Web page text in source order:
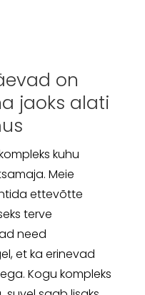
on
jaoks alati
kuhu
Meie
ettevõtte
terve
need
et ka erinevad
Kogu kompleks